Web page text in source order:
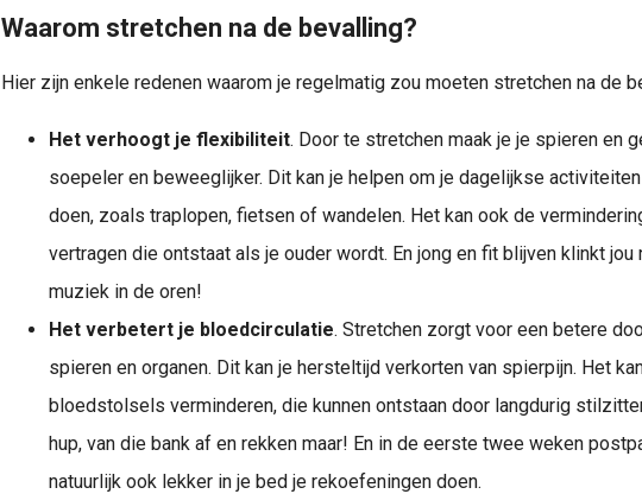
Waarom stretchen na de bevalling?
Hier zijn enkele redenen waarom je regelmatig zou moeten stretchen na de
Het verhoogt je flexibiliteit. Door te stretchen maak je je spieren en
soepeler en beweeglijker. Dit kan je helpen om je dagelijkse
doen, zoals traplopen, fietsen of wandelen. Het kan ook de
vertragen die ontstaat als je ouder wordt. En jong en fit blijven klinkt jou
muziek in de oren!
Het verbetert je bloedcirculatie. Stretchen zorgt voor een betere
spieren en organen. Dit kan je hersteltijd verkorten van spierpijn. Het
bloedstolsels verminderen, die kunnen ontstaan door langdurig
hup, van die bank af en rekken maar! En in de eerste twee weken
natuurlijk ook lekker in je bed je rekoefeningen doen.